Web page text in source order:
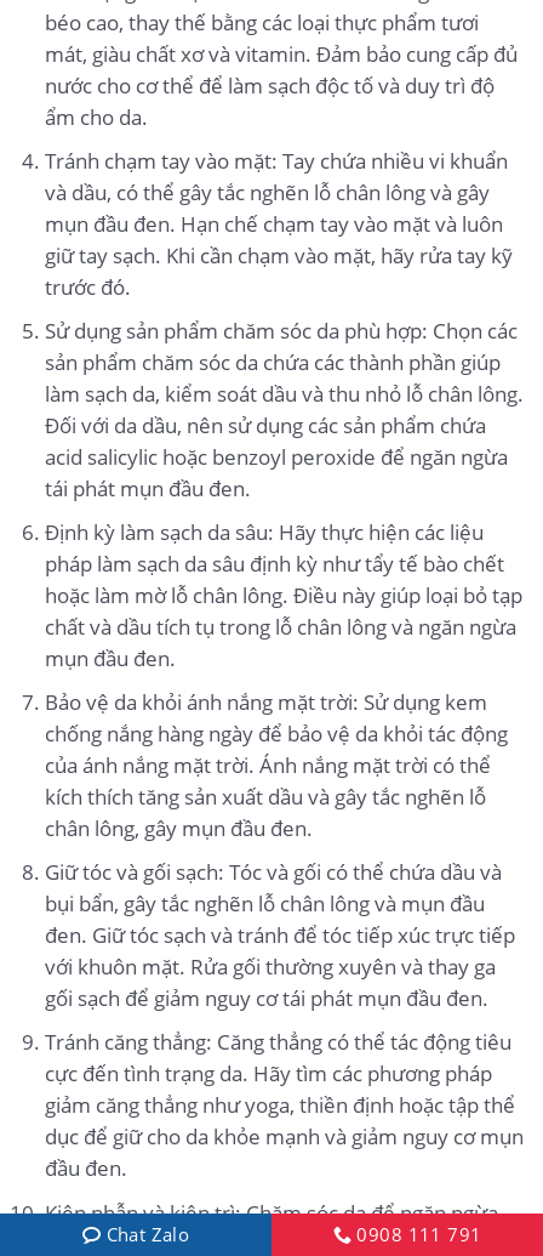
béo cao, thay thế bằng các loại thực phẩm tươi
mát, giàu chất xơ và vitamin. Đảm bảo cung cấp đủ
nước cho cơ thể để làm sạch độc tố và duy trì độ
ẩm cho da.
Tránh chạm tay vào mặt: Tay chứa nhiều vi khuẩn
và dầu, có thể gây tắc nghẽn lỗ chân lông và gây
mụn đầu đen. Hạn chế chạm tay vào mặt và luôn
giữ tay sạch. Khi cần chạm vào mặt, hãy rửa tay kỹ
trước đó.
Sử dụng sản phẩm chăm sóc da phù hợp: Chọn các
sản phẩm chăm sóc da chứa các thành phần giúp
làm sạch da, kiểm soát dầu và thu nhỏ lỗ chân lông.
Đối với da dầu, nên sử dụng các sản phẩm chứa
acid salicylic hoặc benzoyl peroxide để ngăn ngừa
tái phát mụn đầu đen.
Định kỳ làm sạch da sâu: Hãy thực hiện các liệu
pháp làm sạch da sâu định kỳ như tẩy tế bào chết
hoặc làm mờ lỗ chân lông. Điều này giúp loại bỏ tạp
chất và dầu tích tụ trong lỗ chân lông và ngăn ngừa
mụn đầu đen.
Bảo vệ da khỏi ánh nắng mặt trời: Sử dụng kem
chống nắng hàng ngày để bảo vệ da khỏi tác động
của ánh nắng mặt trời. Ánh nắng mặt trời có thể
kích thích tăng sản xuất dầu và gây tắc nghẽn lỗ
chân lông, gây mụn đầu đen.
Giữ tóc và gối sạch: Tóc và gối có thể chứa dầu và
bụi bẩn, gây tắc nghẽn lỗ chân lông và mụn đầu
đen. Giữ tóc sạch và tránh để tóc tiếp xúc trực tiếp
với khuôn mặt. Rửa gối thường xuyên và thay ga
gối sạch để giảm nguy cơ tái phát mụn đầu đen.
Tránh căng thẳng: Căng thẳng có thể tác động tiêu
cực đến tình trạng da. Hãy tìm các phương pháp
giảm căng thẳng như yoga, thiền định hoặc tập thể
dục để giữ cho da khỏe mạnh và giảm nguy cơ mụn
đầu đen.
Kiên nhẫn và kiên trì: Chăm sóc da để ngăn ngừa
mụn đầu đen là một quá trình dài và đòi hỏi sự kiên
Chat Zalo 0908 111 791